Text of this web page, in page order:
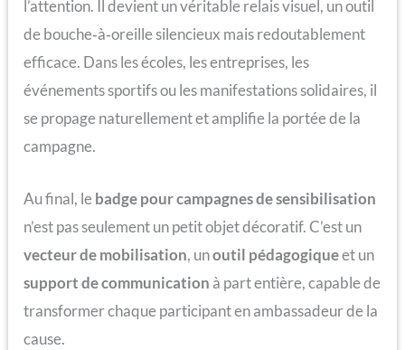
l’attention. Il devient un véritable relais visuel, un outil
de bouche‑à‑oreille silencieux mais redoutablement
efficace. Dans les écoles, les entreprises, les
événements sportifs ou les manifestations solidaires, il
se propage naturellement et amplifie la portée de la
campagne.
Au final, lebadge pour campagnes de sensibilisation
n’est pas seulement un petit objet décoratif. C’est un
vecteur de mobilisation, unoutil pédagogiqueet un
support de communication à part entière, capable de
transformer chaque participant en ambassadeur de la
cause.